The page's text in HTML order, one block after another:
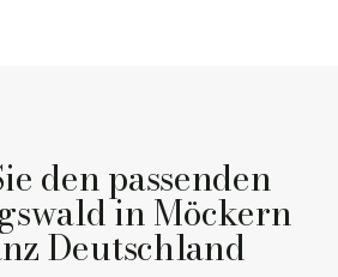
den passenden
in Möckern
Deutschland